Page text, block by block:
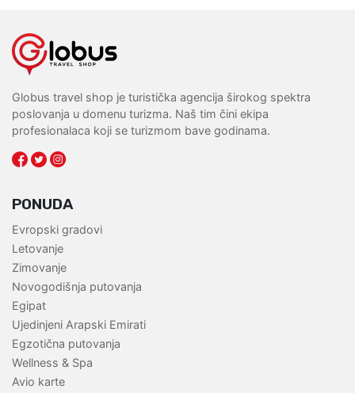
Globus travel shop je turistička agencija širokog spektra
poslovanja u domenu turizma. Naš tim čini ekipa
profesionalaca koji se turizmom bave godinama.
PONUDA
Evropski gradovi
Letovanje
Zimovanje
Novogodišnja putovanja
Egipat
Ujedinjeni Arapski Emirati
Egzotična putovanja
Wellness & Spa
Avio karte